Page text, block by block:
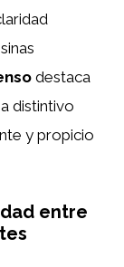
destaca
distintivo
y propicio
entre